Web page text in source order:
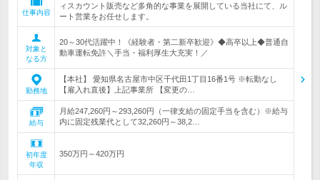
仕事内容
ィスカウント販売など多角的な事業を展開している当社にて、ル
ート営業をお任せします。
対象と
なる方
20～30代活躍中！《経験者・第二新卒歓迎》◆高卒以上◆普通自
動車運転免許＼手当・福利厚生大充実！／
勤務地
【本社】 愛知県名古屋市中区千代田1丁目16番1号 ※転勤なし
【雇入れ直後】上記事業所 【変更の…
給与
月給247,260円～293,260円（一律支給の固定手当を含む）※給与
内に固定残業代として32,260円～38,2…
初年度
年収
350万円～420万円